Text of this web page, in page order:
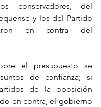
conservadores, del
y los del Partido
en contra del
el presupuesto se
de confianza; si
de la oposición
en contra, el gobierno